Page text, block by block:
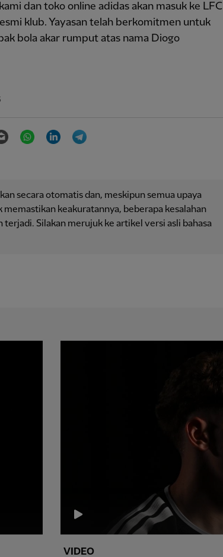
dan toko online adidas akan masuk ke LFC
klub. Yayasan telah berkomitmen untuk
bola akar rumput atas nama Diogo
Email WhatsAppLinkedIn
secara otomatis dan, meskipun semua upaya
keakuratannya, beberapa kesalahan
Silakan merujuk ke artikel versi asli bahasa
VIDEO